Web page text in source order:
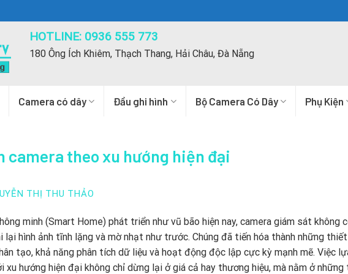
HOTLINE: 0936 555 773
180 Ông Ích Khiêm, Thạch Thang, Hải Châu, Đà Nẵng
Camera có dây Đầu ghi hình Bộ Camera Có Dây Phụ Kiện
camera theo xu hướng hiện đại
THỊ THU THẢO
minh (Smart Home) phát triển như vũ bão hiện nay, camera giám sát không
lại hình ảnh tĩnh lặng và mờ nhạt như trước. Chúng đã tiến hóa thành những
tạo, khả năng phân tích dữ liệu và hoạt động độc lập cực kỳ mạnh mẽ. Việc
xu hướng hiện đại không chỉ dừng lại ở giá cả hay thương hiệu, mà nằm ở những